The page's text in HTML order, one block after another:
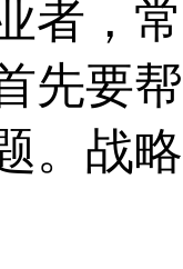
者，
先要
。战